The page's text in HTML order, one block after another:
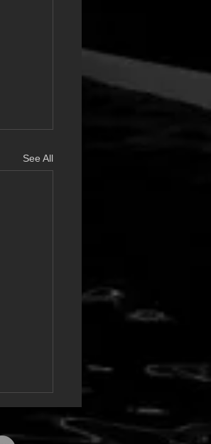
See All